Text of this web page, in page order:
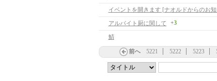
イベントを開きます [ナオルドからのお
アルバイト厨に関して
+3
鯖
前へ 5221 5222 5223